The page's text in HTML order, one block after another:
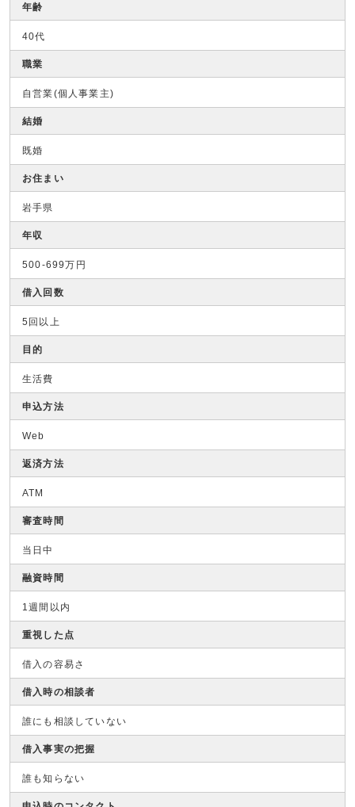
年齢
40代
職業
自営業(個人事業主)
結婚
既婚
お住まい
岩手県
年収
500-699万円
借入回数
5回以上
目的
生活費
申込方法
Web
返済方法
ATM
審査時間
当日中
融資時間
1週間以内
重視した点
借入の容易さ
借入時の相談者
誰にも相談していない
借入事実の把握
誰も知らない